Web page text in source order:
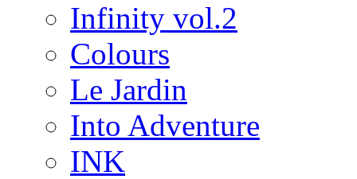
Infinity vol.2
Colours
Le Jardin
Into Adventure
INK